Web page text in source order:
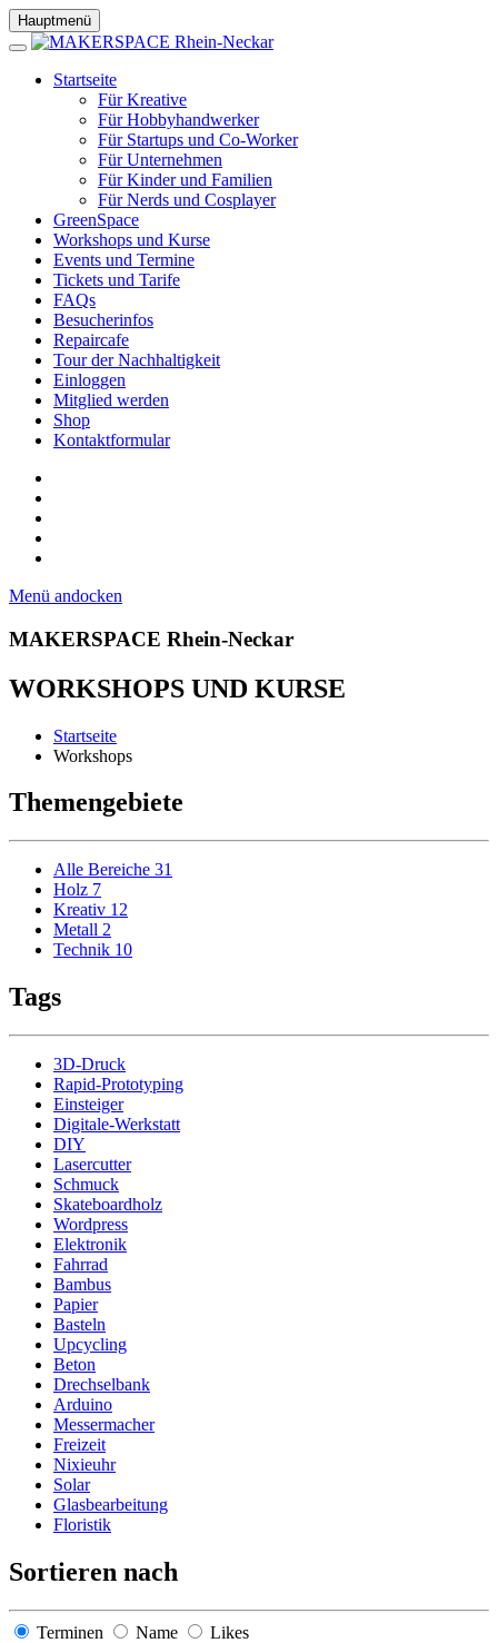
Hauptmenü
Startseite
Für Kreative
Für Hobbyhandwerker
Für Startups und Co-Worker
Für Unternehmen
Für Kinder und Familien
Für Nerds und Cosplayer
GreenSpace
Workshops und Kurse
Events und Termine
Tickets und Tarife
FAQs
Besucherinfos
Repaircafe
Tour der Nachhaltigkeit
Einloggen
Mitglied werden
Shop
Kontaktformular
Menü andocken
MAKERSPACE Rhein-Neckar
WORKSHOPS UND KURSE
Startseite
Workshops
Themengebiete
Alle Bereiche 31
Holz 7
Kreativ 12
Metall 2
Technik 10
Tags
3D-Druck
Rapid-Prototyping
Einsteiger
Digitale-Werkstatt
DIY
Lasercutter
Schmuck
Skateboardholz
Wordpress
Elektronik
Fahrrad
Bambus
Papier
Basteln
Upcycling
Beton
Drechselbank
Arduino
Messermacher
Freizeit
Nixieuhr
Solar
Glasbearbeitung
Floristik
Sortieren nach
Terminen Name Likes